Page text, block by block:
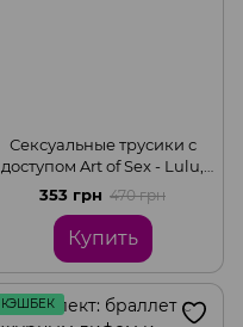
Сексуальные трусики с
доступом Art of Sex - Lulu,
Black, L-2XL
353 грн 470 грн
Купить
КЭШБЕК